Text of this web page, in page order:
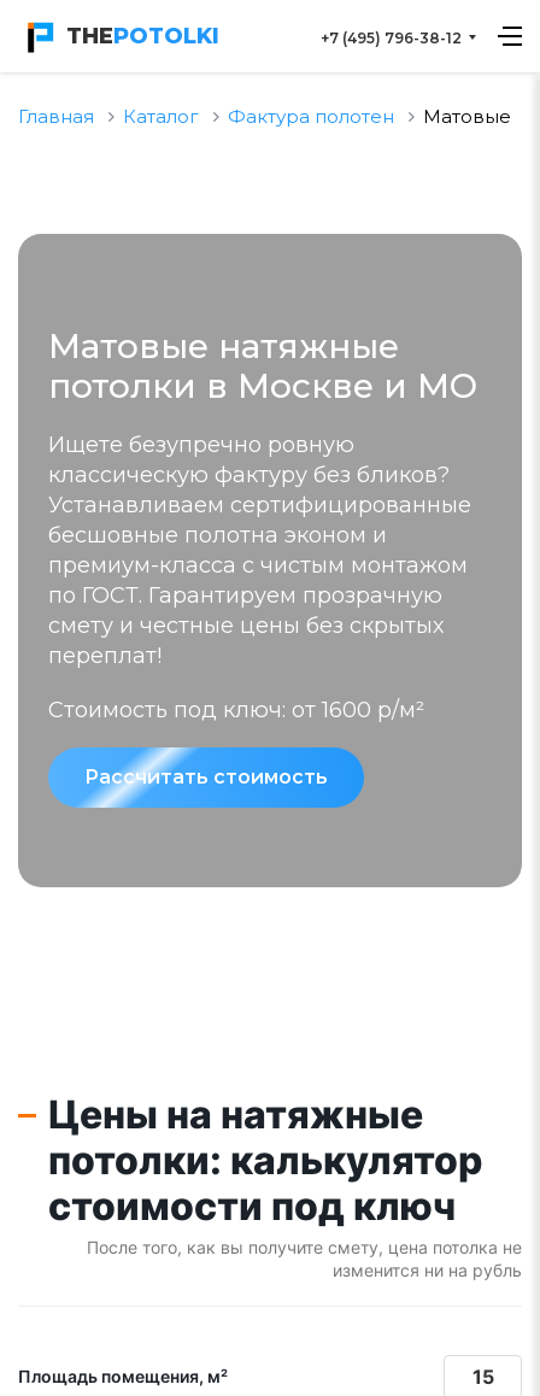
THEPOTOLKI +7 (495) 796-38-12
Главная Каталог Фактура полотен Матовые
Матовые натяжные
потолки в Москве и МО
Ищете безупречно ровную
классическую фактуру без бликов?
Устанавливаем сертифицированные
бесшовные полотна эконом и
премиум-класса с чистым монтажом
по ГОСТ. Гарантируем прозрачную
смету и честные цены без скрытых
переплат!
Стоимость под ключ: от 1600 р/м²
Рассчитать стоимость
Цены на натяжные
потолки: калькулятор
стоимости под ключ
После того, как вы получите смету, цена потолка не
изменится ни на рубль
Площадь помещения, м²